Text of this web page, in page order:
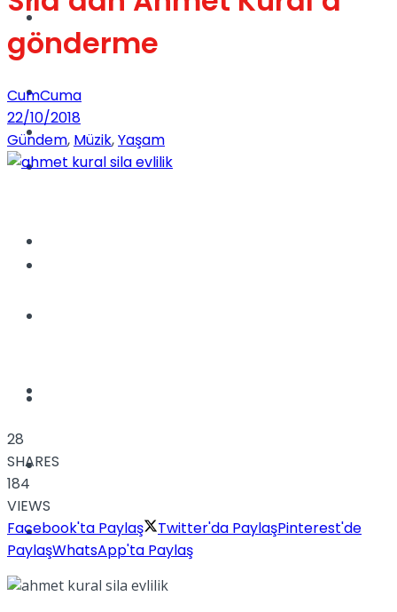
Kadınca
Müzik
Dünya
Türkiye
Müzik
Podcast
gönderme
CumCuma
22/10/2018
Gündem, Müzik,Yaşam
28
SHARES
184
VIEWS
Facebook'ta Paylaş
Twitter'da PaylaşPinterest'de
PaylaşWhatsApp'ta Paylaş